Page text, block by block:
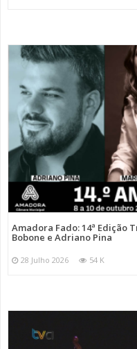
Amadora Fado: 14ª Edição
Bobone e Adriano Pina
28 Julho 2026 54 K